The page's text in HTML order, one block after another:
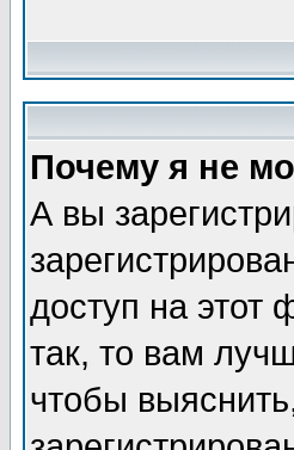
Почему я не
А вы
доступ на этот
так, то вам
чтобы